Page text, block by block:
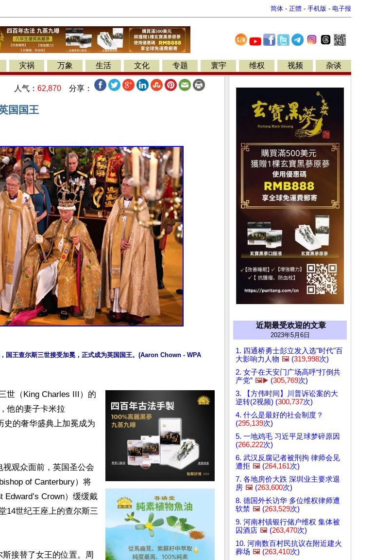
简体 - 正體 - 手机版 - 电子报
灾祸 万象 生活 文化 专题 寰宇 维权 视频 杂谈
人气： 62,870 分享：
国国王
国王查尔斯三世接受加冕，正式成为英国国王。(Aaron Chown - WPA
世（King Charles III）的
他的妻子卡米拉
史的奢华盛典上加冕成为
观众面前，英国圣公会
of Canterbury）将
Crown）缓缓戴
14世纪王座上的查尔斯三
接替了女王的位置。周
近期最受欢迎的文章
2023年5月6日
1. 四通桥勇士彭立发入选"时代"百
大影响力人物 🖼️ (319,998次)
2. 女子在天安门广场高呼“打倒共
产党” 🖼️▶️ (305,769次)
3. 【方伟时间】川普诉讼案的大
逆转(2视频) (300,737次)
4. 什么是最好的社会制度？
(295,139次)
5. 一地鸡毛 习近平足球梦碎原因
(266,222次)
6. 武汉反腐记者被刑拘 律师会见
遭拒 🖼️ (264,161次)
7. 各地房价大跌 深圳业主要求退
房 🖼️ (263,600次)
8. 德国外长访华 多位维权律师遭
软禁 🖼️ (263,529次)
9. 河南村镇银行储户维权 集体被
囚酒店 🖼️ (263,470次)
10. 河南数百村民抗议在附近建火
葬场 🖼️ (263,410次)